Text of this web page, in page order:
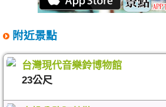
附近景點
台灣現代音樂鈴博物館
23公尺